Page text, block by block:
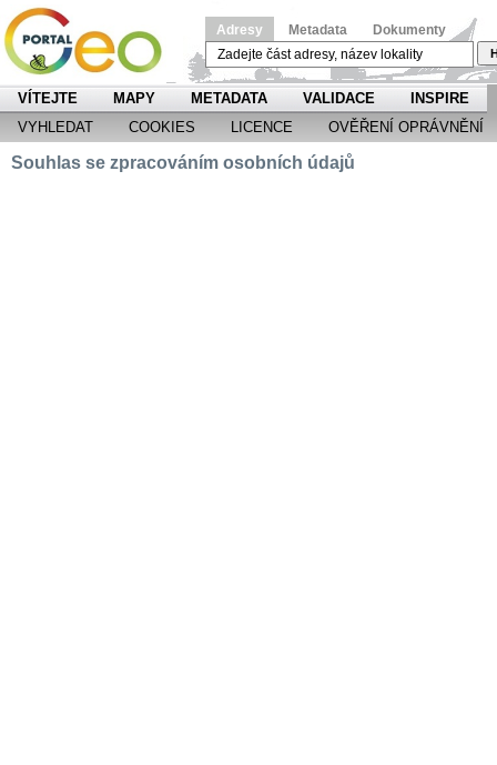
Adresy Metadata Dokumenty
VÍTEJTE MAPY METADATA VALIDACE
INSPIRE
VYHLEDAT
COOKIES LICENCE OVĚŘENÍ OPRÁVNĚNÍ
Souhlas se zpracováním osobních údajů